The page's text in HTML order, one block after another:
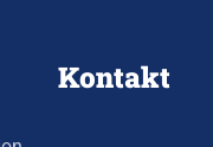
Kontakt